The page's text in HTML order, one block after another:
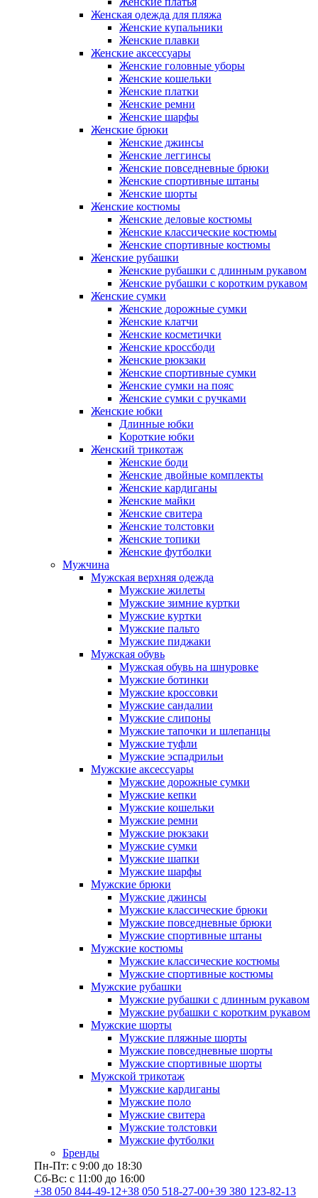
Женская одежда для пляжа
Женские купальники
Женские плавки
Женские аксессуары
Женские головные уборы
Женские кошельки
Женские платки
Женские ремни
Женские шарфы
Женские брюки
Женские джинсы
Женские леггинсы
Женские повседневные брюки
Женские спортивные штаны
Женские шорты
Женские костюмы
Женские деловые костюмы
Женские классические костюмы
Женские спортивные костюмы
Женские рубашки
Женские рубашки с длинным рукавом
Женские рубашки с коротким рукавом
Женские сумки
Женские дорожные сумки
Женские клатчи
Женские косметички
Женские кроссбоди
Женские рюкзаки
Женские спортивные сумки
Женские сумки на пояс
Женские сумки с ручками
Женские юбки
Длинные юбки
Короткие юбки
Женский трикотаж
Женские боди
Женские двойные комплекты
Женские кардиганы
Женские майки
Женские свитера
Женские толстовки
Женские топики
Женские футболки
Мужчина
Мужская верхняя одежда
Мужские жилеты
Мужские зимние куртки
Мужские куртки
Мужские пальто
Мужские пиджаки
Мужская обувь
Мужская обувь на шнуровке
Мужские ботинки
Мужские кроссовки
Мужские сандалии
Мужские слипоны
Мужские тапочки и шлепанцы
Мужские туфли
Мужские эспадрильи
Мужские аксессуары
Мужские дорожные сумки
Мужские кепки
Мужские кошельки
Мужские ремни
Мужские рюкзаки
Мужские сумки
Мужские шапки
Мужские шарфы
Мужские брюки
Мужские джинсы
Мужские классические брюки
Мужские повседневные брюки
Мужские спортивные штаны
Мужские костюмы
Мужские классические костюмы
Мужские спортивные костюмы
Мужские рубашки
Мужские рубашки с длинным рукавом
Мужские рубашки с коротким рукавом
Мужские шорты
Мужские пляжные шорты
Мужские повседневные шорты
Мужские спортивные шорты
Мужской трикотаж
Мужские кардиганы
Мужские поло
Мужские свитера
Мужские толстовки
Мужские футболки
Бренды
Пн-Пт: с 9:00 до 18:30
Сб-Вс: с 11:00 до 16:00
+38 050 844-49-12+38 050 518-27-00+39 380 123-82-13